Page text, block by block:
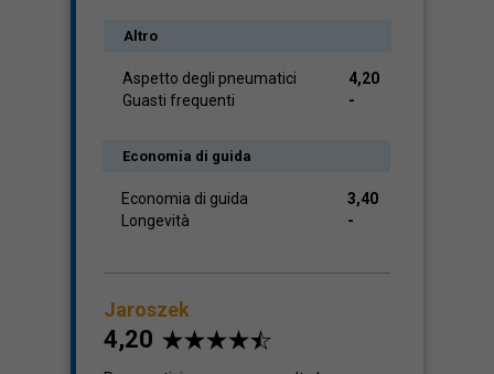
Altro
Aspetto degli pneumatici
4,20
Guasti frequenti
-
Economia di guida
Economia di guida
3,40
Longevità
-
Jaroszek
4,20